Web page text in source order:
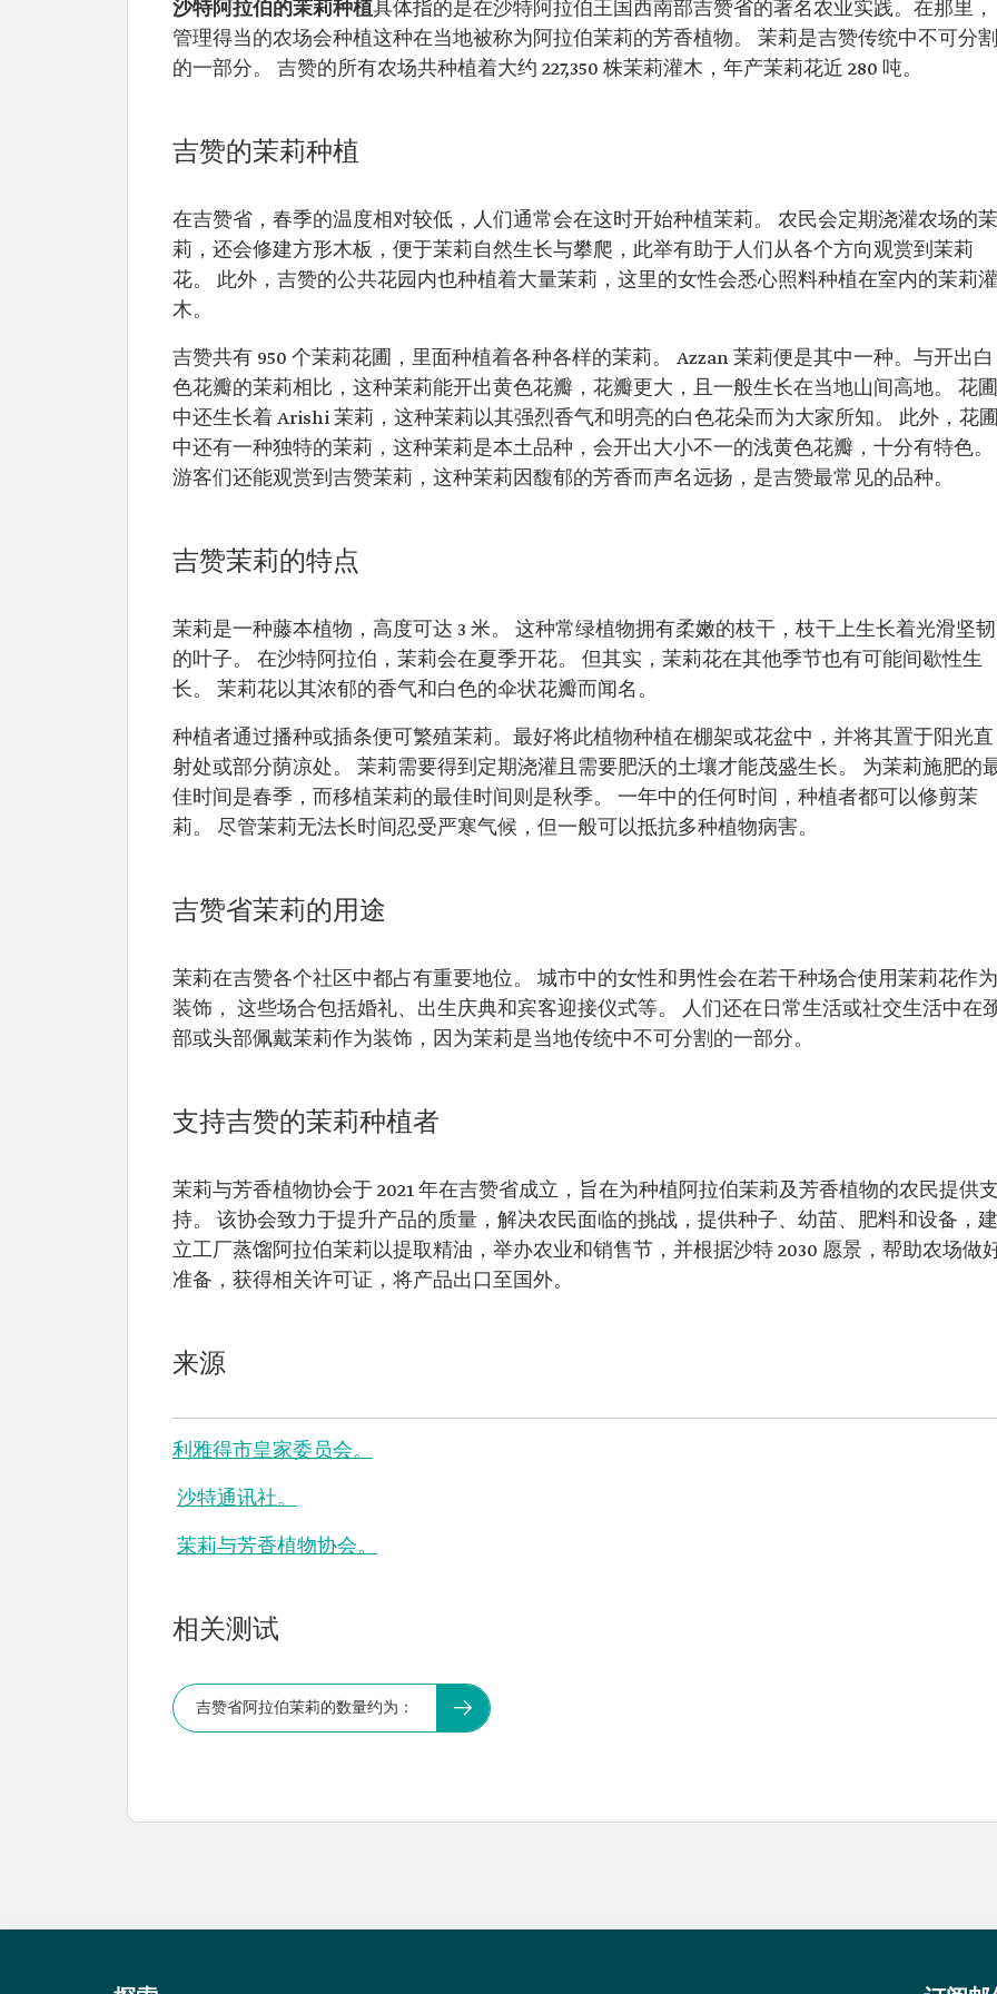
沙特阿拉伯的茉莉种植具体指的是在沙特阿拉伯王国西南部吉赞省的著名农业实践。在那里，
管理得当的农场会种植这种在当地被称为阿拉伯茉莉的芳香植物。 茉莉是吉赞传统中不可分割
的一部分。 吉赞的所有农场共种植着大约 227,350 株茉莉灌木，年产茉莉花近 280 吨。
吉赞的茉莉种植
在吉赞省，春季的温度相对较低，人们通常会在这时开始种植茉莉。 农民会定期浇灌农场的茉
莉，还会修建方形木板，便于茉莉自然生长与攀爬，此举有助于人们从各个方向观赏到茉莉
花。 此外，吉赞的公共花园内也种植着大量茉莉，这里的女性会悉心照料种植在室内的茉莉灌
木。
吉赞共有 950 个茉莉花圃，里面种植着各种各样的茉莉。 Azzan 茉莉便是其中一种。与开出白
色花瓣的茉莉相比，这种茉莉能开出黄色花瓣，花瓣更大，且一般生长在当地山间高地。 花圃
中还生长着 Arishi 茉莉，这种茉莉以其强烈香气和明亮的白色花朵而为大家所知。 此外，花
中还有一种独特的茉莉，这种茉莉是本土品种，会开出大小不一的浅黄色花瓣，十分有特色。
游客们还能观赏到吉赞茉莉，这种茉莉因馥郁的芳香而声名远扬，是吉赞最常见的品种。
吉赞茉莉的特点
茉莉是一种藤本植物，高度可达 3 米。 这种常绿植物拥有柔嫩的枝干，枝干上生长着光滑坚韧
的叶子。 在沙特阿拉伯，茉莉会在夏季开花。 但其实，茉莉花在其他季节也有可能间歇性生
长。 茉莉花以其浓郁的香气和白色的伞状花瓣而闻名。
种植者通过播种或插条便可繁殖茉莉。最好将此植物种植在棚架或花盆中，并将其置于阳光直
射处或部分荫凉处。 茉莉需要得到定期浇灌且需要肥沃的土壤才能茂盛生长。 为茉莉施肥的
佳时间是春季，而移植茉莉的最佳时间则是秋季。 一年中的任何时间，种植者都可以修剪茉
莉。 尽管茉莉无法长时间忍受严寒气候，但一般可以抵抗多种植物病害。
吉赞省茉莉的用途
茉莉在吉赞各个社区中都占有重要地位。 城市中的女性和男性会在若干种场合使用茉莉花作为
装饰， 这些场合包括婚礼、出生庆典和宾客迎接仪式等。 人们还在日常生活或社交生活中在
部或头部佩戴茉莉作为装饰，因为茉莉是当地传统中不可分割的一部分。
支持吉赞的茉莉种植者
茉莉与芳香植物协会于 2021 年在吉赞省成立，旨在为种植阿拉伯茉莉及芳香植物的农民提供
持。 该协会致力于提升产品的质量，解决农民面临的挑战，提供种子、幼苗、肥料和设备，建
立工厂蒸馏阿拉伯茉莉以提取精油，举办农业和销售节，并根据沙特 2030 愿景，帮助农场做
准备，获得相关许可证，将产品出口至国外。
来源
利雅得市皇家委员会。
沙特通讯社。
茉莉与芳香植物协会。
相关测试
吉赞省阿拉伯茉莉的数量约为：